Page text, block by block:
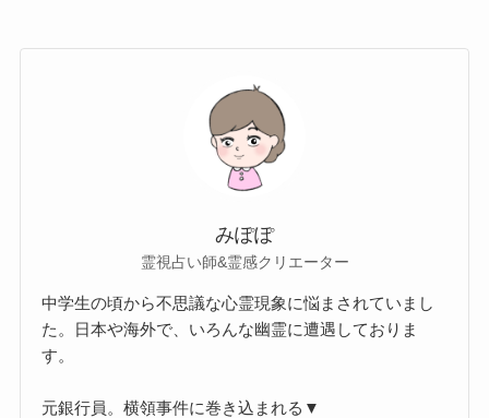
みぽぽ
霊視占い師&霊感クリエーター
中学生の頃から不思議な心霊現象に悩まされていまし
た。日本や海外で、いろんな幽霊に遭遇しておりま
す。
元銀行員。横領事件に巻き込まれる▼